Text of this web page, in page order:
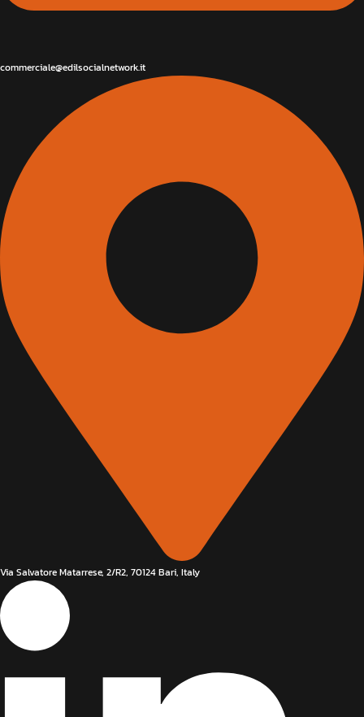
commerciale@edilsocialnetwork.it
Via Salvatore Matarrese, 2/R2, 70124 Bari, Italy